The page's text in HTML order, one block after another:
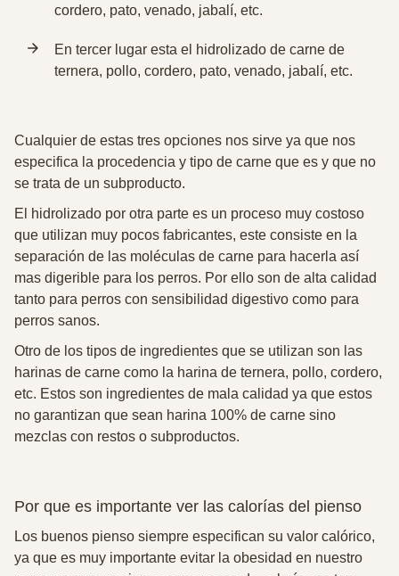
cordero, pato, venado, jabalí, etc.
En tercer lugar esta el hidrolizado de carne de
ternera, pollo, cordero, pato, venado, jabalí, etc.
Cualquier de estas tres opciones nos sirve ya que nos
especifica la procedencia y tipo de carne que es y que no
se trata de un subproducto.
El hidrolizado por otra parte es un proceso muy costoso
que utilizan muy pocos fabricantes, este consiste en la
separación de las moléculas de carne para hacerla así
mas digerible para los perros. Por ello son de alta calidad
tanto para perros con sensibilidad digestivo como para
perros sanos.
Otro de los tipos de ingredientes que se utilizan son las
harinas de carne como la harina de ternera, pollo, cordero,
etc. Estos son ingredientes de mala calidad ya que estos
no garantizan que sean harina 100% de carne sino
mezclas con restos o subproductos.
Por que es importante ver las calorías del pienso
Los buenos pienso siempre especifican su valor calórico,
ya que es muy importante evitar la obesidad en nuestro